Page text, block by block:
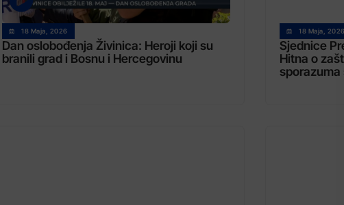
18 Maja, 2026
Dan oslobođenja Živinica: Heroji koji su
branili grad i Bosnu i Hercegovinu
18 Maja, 2026
Sjednice
Hitna o
sporazuma